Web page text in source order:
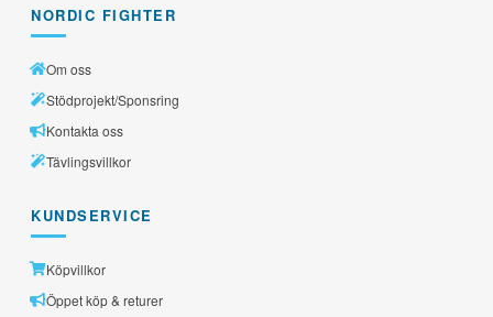
NORDIC FIGHTER
Om oss
Stödprojekt/Sponsring
Kontakta oss
Tävlingsvillkor
KUNDSERVICE
Köpvillkor
Öppet köp & returer